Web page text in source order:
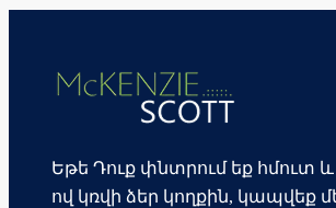
Եթե Դուք փնտրում եք
ով կռվի ձեր կողքին, կապվեք